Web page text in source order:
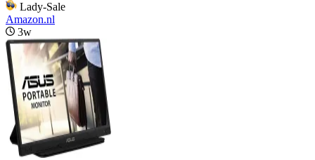
Lady-Sale
Amazon.nl
3w